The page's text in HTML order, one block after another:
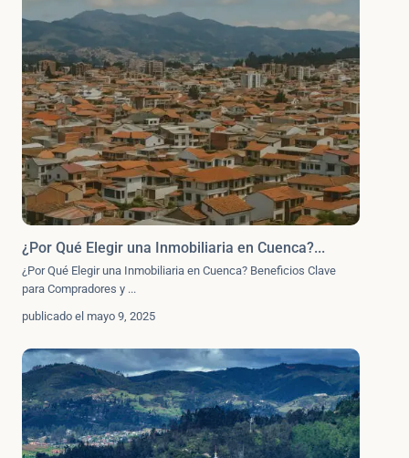
¿Por Qué Elegir una Inmobiliaria en Cuenca?...
¿Por Qué Elegir una Inmobiliaria en Cuenca? Beneficios Clave
para Compradores y ...
publicado el mayo 9, 2025